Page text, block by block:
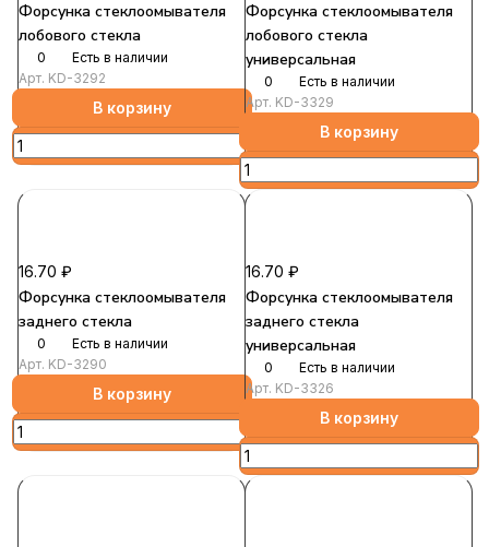
Форсунка стеклоомывателя
лобового стекла
0
Есть в наличии
Арт. KD-3292
В корзину
Форсунка стеклоомывателя
лобового стекла
универсальная
0
Есть в наличии
Арт. KD-3329
В корзину
16.70 ₽
Форсунка стеклоомывателя
заднего стекла
0
Есть в наличии
Арт. KD-3290
В корзину
16.70 ₽
Форсунка стеклоомывателя
заднего стекла
универсальная
0
Есть в наличии
Арт. KD-3326
В корзину